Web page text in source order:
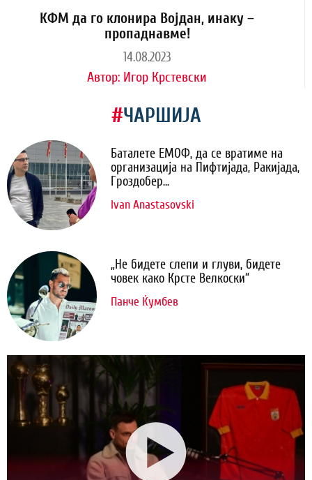
КФМ да го клонира Војдан, инаку –
пропаднавме!
14.08.2023
Автор: Игор Крстевски
#ЧАРШИЈА
Баталете ЕМОФ, да се вратиме на
организација на Пифтијада, Ракијада,
Гроздобер...
Ivan Anastasovski
„Не бидете слепи и глуви, бидете
човек како Крсте Велкоски“
Панче Ќумбев